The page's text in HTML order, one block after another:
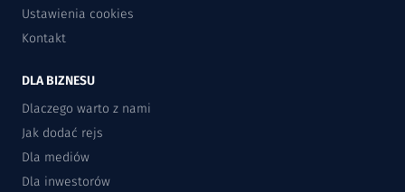
Ustawienia cookies
Kontakt
DLA BIZNESU
Dlaczego warto z nami
Jak dodać rejs
Dla mediów
Dla inwestorów